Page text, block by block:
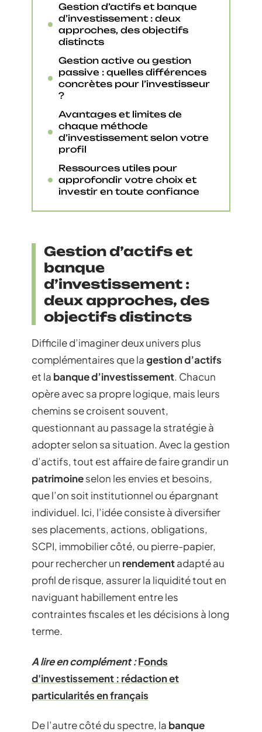
Gestion d’actifs et banque
d’investissement : deux
approches, des objectifs
distincts
Gestion active ou gestion
passive : quelles différences
concrètes pour l’investisseur
?
Avantages et limites de
chaque méthode
d’investissement selon votre
profil
Ressources utiles pour
approfondir votre choix et
investir en toute confiance
Gestion d’actifs et
banque
d’investissement :
deux approches, des
objectifs distincts
Difficile d’imaginer deux univers plus
complémentaires que lagestion d’actifs
et la banque d’investissement. Chacun
opère avec sa propre logique, mais leurs
chemins se croisent souvent,
questionnant au passage la stratégie à
adopter selon sa situation. Avec la gestion
d’actifs, tout est affaire de faire grandir un
patrimoineselon les envies et besoins,
que l’on soit institutionnel ou épargnant
individuel. Ici, l’idée consiste à diversifier
ses placements, actions, obligations,
SCPI, immobilier côté, ou pierre-papier,
pour rechercher un rendementadapté au
profil de risque, assurer la liquidité tout en
naviguant habillement entre les
contraintes fiscales et les décisions à long
terme.
A lire en complément :Fonds
d'investissement : rédaction et
particularités en français
De l’autre côté du spectre, la banque